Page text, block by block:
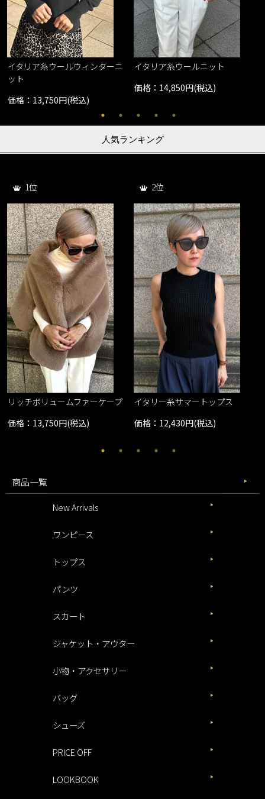
イタリア糸ウールウィンターニ
ット
価格：13,750円(税込)
イタリア糸ウールニット
価格：14,850円(税込)
人気ランキング
1位
リッチボリュームファーケープ
価格：13,750円(税込)
2位
イタリー糸サマートップス
価格：12,430円(税込)
商品一覧
New Arrivals
ワンピース
トップス
パンツ
スカート
ジャケット・アウター
小物・アクセサリー
バッグ
シューズ
PRICE OFF
LOOKBOOK